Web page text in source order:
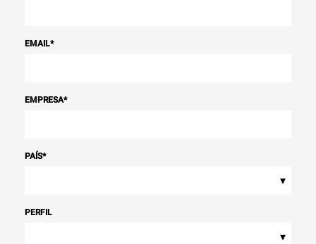
EMAIL*
EMPRESA*
PAÍS*
▾
PERFIL
▾